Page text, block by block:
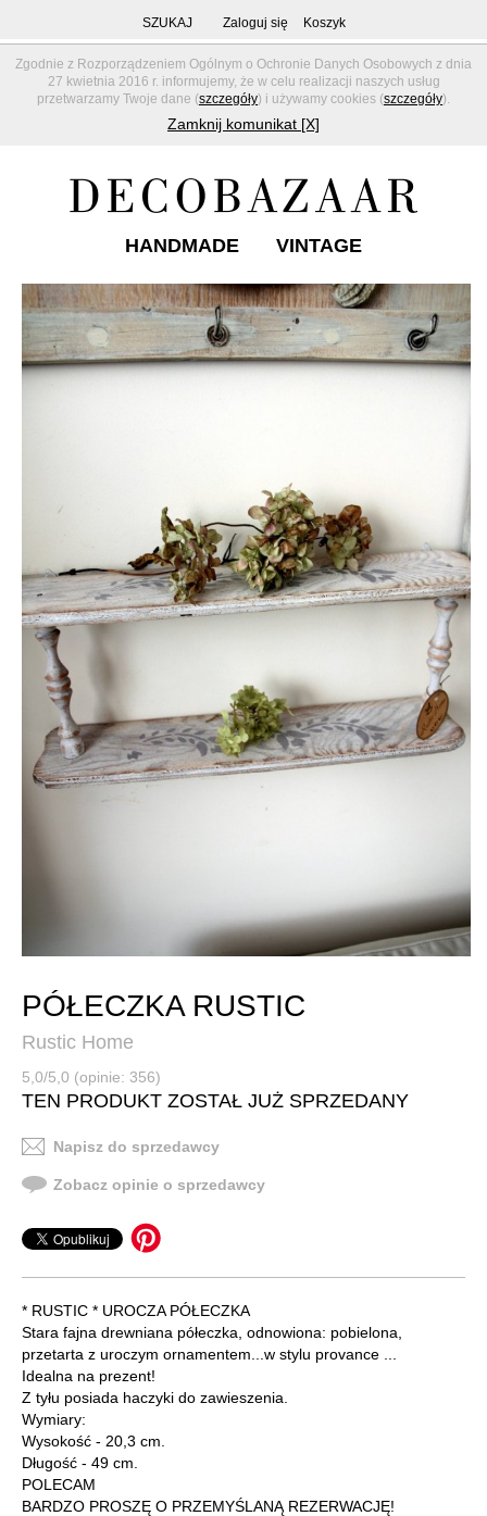
Zgodnie z Rozporządzeniem Ogólnym o Ochronie Danych Osobowych z dnia
27 kwietnia 2016 r. informujemy, że w celu realizacji naszych usług
przetwarzamy Twoje dane (szczegóły) i używamy cookies (szczegóły).
Zamknij komunikat [X]
SZUKAJ Zaloguj się Koszyk
HANDMADE VINTAGE
PÓŁECZKA RUSTIC
Rustic Home
5,0/5,0 (opinie: 356)
TEN PRODUKT ZOSTAŁ JUŻ SPRZEDANY
Napisz do sprzedawcy
Zobacz opinie o sprzedawcy
* RUSTIC * UROCZA PÓŁECZKA
Stara fajna drewniana półeczka, odnowiona: pobielona,
przetarta z uroczym ornamentem...w stylu provance ...
Idealna na prezent!
Z tyłu posiada haczyki do zawieszenia.
Wymiary:
Wysokość - 20,3 cm.
Długość - 49 cm.
POLECAM
BARDZO PROSZĘ O PRZEMYŚLANĄ REZERWACJĘ!